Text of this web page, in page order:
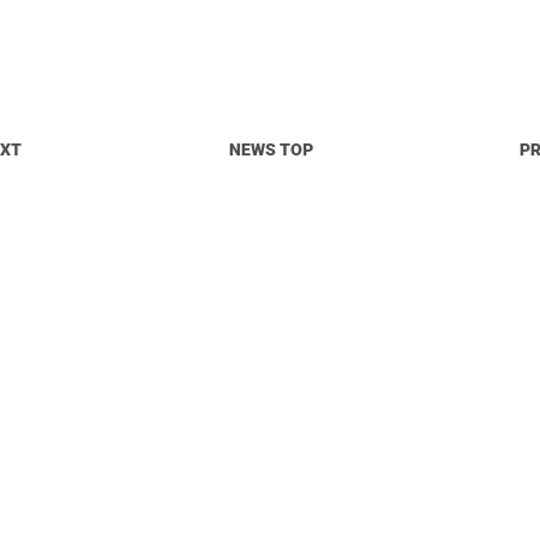
NEWS TOP